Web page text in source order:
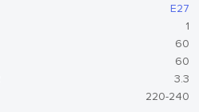
E27
1
60
60
3.3
220-240